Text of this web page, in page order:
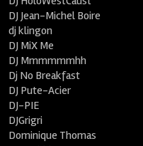
DJ Jean-Michel Boire
dj klingon
DJ MiX Me
DJ Mmmmmmhh
Dj No Breakfast
DJ Pute-Acier
DJ-PIE
DJGrigri
Dominique Thomas